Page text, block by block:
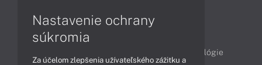
Technológie
Nastavenie ochrany
súkromia
Za účelom zlepšenia užívateľského zážitku a